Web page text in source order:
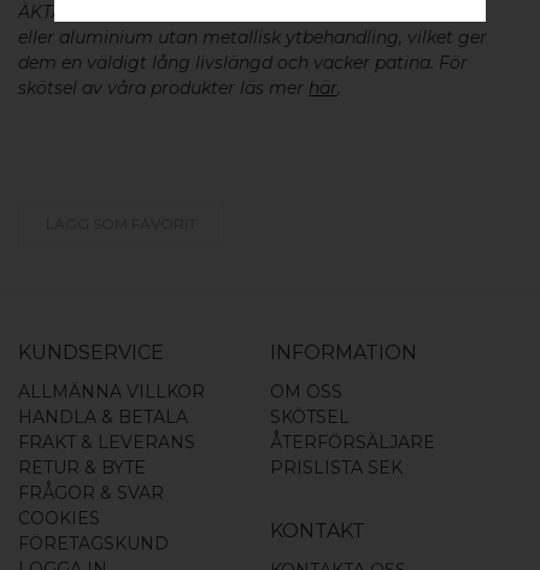
ÄKTA massiv mässing, koppar, rostfritt stål
eller aluminium utan metallisk ytbehandling, vilket ger
dem en väldigt lång livslängd och vacker patina. För
skötsel av våra produkter läs mer här.
KUNDSERVICE
ALLMÄNNA VILLKOR
HANDLA & BETALA
FRAKT & LEVERANS
RETUR & BYTE
FRÅGOR & SVAR
COOKIES
FÖRETAGSKUND
INFORMATION
OM OSS
SKÖTSEL
ÅTERFÖRSÄLJARE
PRISLISTA SEK
KONTAKT